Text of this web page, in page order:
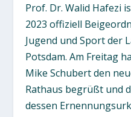
Prof. Dr. Walid Hafezi
2023 offiziell
Jugend und Sport der
Potsdam. Am Freitag
Mike Schubert den
Rathaus begrüßt und
dessen